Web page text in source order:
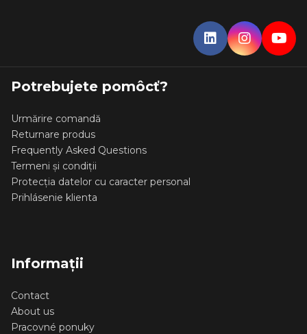
Potrebujete pomôcť?
Urmărire comandă
Returnare produs
Frequently Asked Questions
Termeni și condiții
Protecția datelor cu caracter personal
Prihlásenie klienta
Informații
Contact
About us
Pracovné ponuky